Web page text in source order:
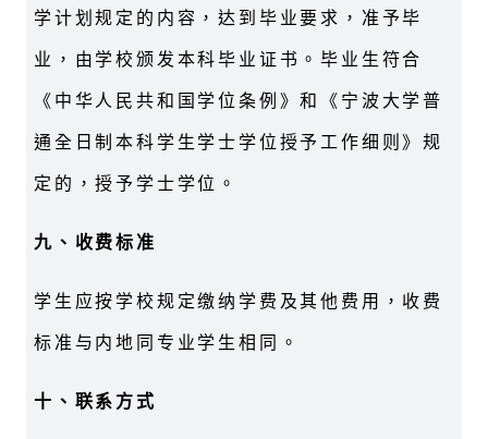
学计划规定的内容，达到毕业要求，准予毕
业，由学校颁发本科毕业证书。毕业生符合
《中华人民共和国学位条例》和《宁波大学普
通全日制本科学生学士学位授予工作细则》规
定的，授予学士学位。
九、收费标准
学生应按学校规定缴纳学费及其他费用，收费
标准与内地同专业学生相同。
十、联系方式